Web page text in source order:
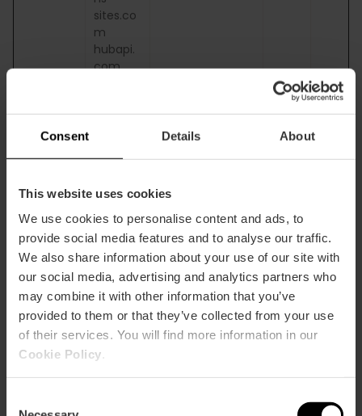
Consent Details About
This website uses cookies
We use cookies to personalise content and ads, to
provide social media features and to analyse our traffic.
We also share information about your use of our site with
our social media, advertising and analytics partners who
may combine it with other information that you’ve
provided to them or that they’ve collected from your use
of their services. You will find more information in our
Cookie Policy
sites.co
m
hubapi.
com
hubspot
hubspot
usercon
tent.co
m
hubspot
usercon
tent-
na1.net
twitter.c
om